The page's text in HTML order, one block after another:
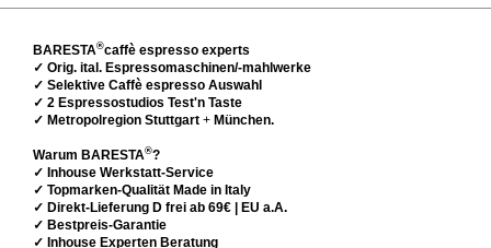
BARESTA®caffè espresso experts
✓ Orig. ital. Espressomaschinen/-mahlwerke
✓ Selektive Caffè espresso Auswahl
✓ 2 Espressostudios Test'n Taste
✓ Metropolregion Stuttgart + München.
Warum BARESTA®?
✓ Inhouse Werkstatt-Service
✓ Topmarken-Qualität Made in Italy
✓ Direkt-Lieferung D frei ab 69€ | EU a.A.
✓ Bestpreis-Garantie
✓ Inhouse Experten Beratung